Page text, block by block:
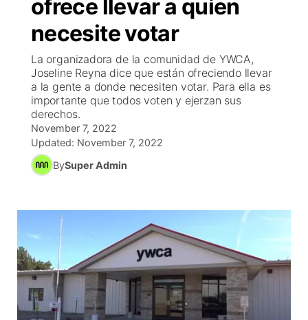
EEUU
Tiroteos
México
Internacional
Conflicto Rusia Ucrania
Deportes
Telemundo Noticias
Inmigración
Bienvenido al Fin de Semana
Reglas de Concursos
Tu Canal
Programcion
Veo Telemundo
El Tiempo
Cancelaciones
Contacto
Region: Central
Este
ofrece llevar a quien
necesite votar
La organizadora de la comunidad de YWCA,
Joseline Reyna dice que están ofreciendo llevar
a la gente a donde necesiten votar. Para ella es
importante que todos voten y ejerzan sus
derechos.
November 7, 2022
Updated: November 7, 2022
BySuper Admin